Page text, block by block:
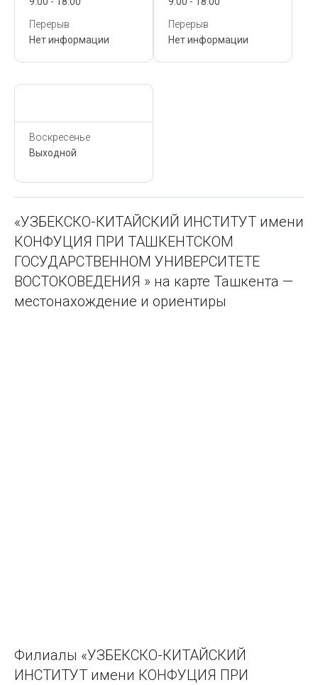
Перерыв
Нет информации
Перерыв
Нет информации
Воскресенье
Выходной
«УЗБЕКСКО-КИТАЙСКИЙ ИНСТИТУТ имени
КОНФУЦИЯ ПРИ ТАШКЕНТСКОМ
ГОСУДАРСТВЕННОМ УНИВЕРСИТЕТЕ
ВОСТОКОВЕДЕНИЯ » на карте Ташкента —
местонахождение и ориентиры
Филиалы «УЗБЕКСКО-КИТАЙСКИЙ
ИНСТИТУТ имени КОНФУЦИЯ ПРИ